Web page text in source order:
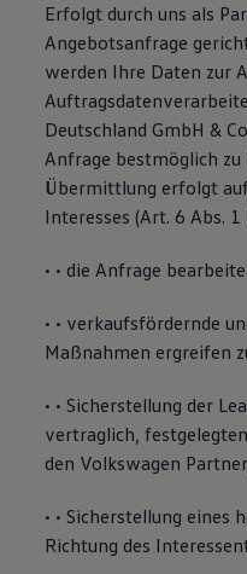
Erfolgt durch uns als
Angebotsanfrage
werden Ihre Daten zur
Deutschland GmbH &
Anfrage bestmöglich zu
Übermittlung erfolgt
Interesses (Art. 6 Abs. 1
• • die Anfrage
• • verkaufsfördernde
Maßnahmen ergreifen
• • Sicherstellung der
vertraglich,
den Volkswagen
• • Sicherstellung eines
Richtung des